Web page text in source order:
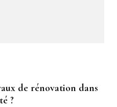
de rénovation dans
?